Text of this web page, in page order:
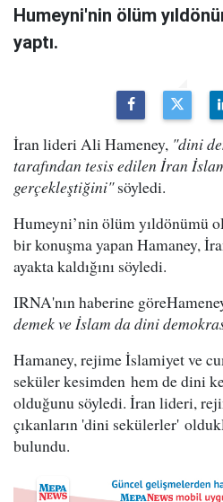
Humeyni'nin ölüm
yaptı.
İran lideri Ali Hameney, "dini
tarafından tesis edilen İran
gerçekleştiğini"söyledi.
Humeyni’nin ölüm yıldönümü
bir konuşma yapan Hamaney,
ayakta kaldığını söyledi.
IRNA'nın haberine
demek ve İslam da dini
Hamaney, rejime İslamiyet ve
seküler kesimden hem de dini
olduğunu söyledi. İran lideri,
çıkanların 'dini sekülerler'
bulundu.